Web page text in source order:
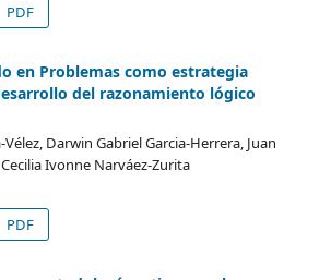
PDF
en Problemas como estrategia
del razonamiento lógico
Vélez, Darwin Gabriel Garcia-Herrera, Juan
Ivonne Narváez-Zurita
PDF